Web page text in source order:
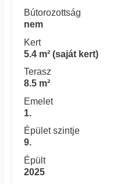
Bútorozottság
nem
Kert
5.4 m² (saját kert)
Terasz
8.5 m²
Emelet
1.
Épület szintje
9.
Épült
2025